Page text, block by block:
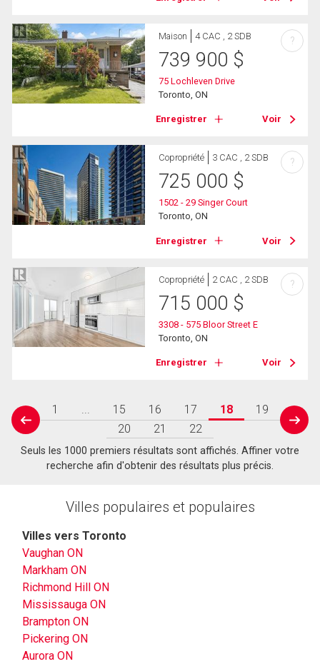
Maison 4 CAC , 2 SDB
739 900 $
75 Lochleven Drive
Toronto, ON
Enregistrer Voir
?
Copropriété 3 CAC , 2 SDB
725 000 $
1502 - 29 Singer Court
Toronto, ON
Enregistrer Voir
?
Copropriété 2 CAC , 2 SDB
715 000 $
3308 - 575 Bloor Street E
Toronto, ON
Enregistrer Voir
?
prev
1 ... 15 16 17 18
19
20
21 22 next
Seuls les 1000 premiers résultats sont affichés. Affiner votre
recherche afin d'obtenir des résultats plus précis.
Villes populaires et populaires
Villes vers Toronto
Vaughan ON
Markham ON
Richmond Hill ON
Mississauga ON
Brampton ON
Pickering ON
Aurora ON